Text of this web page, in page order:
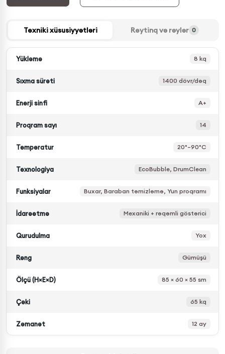
Texniki xüsusiyyətləri Reytinq və rəylər 0
Yükləmə 8 kq
Sıxma sürəti 1400 dövr/dəq
Enerji sinfi A+
Proqram sayı 14
Temperatur 20°–90°C
Texnologiya EcoBubble, DrumClean
Funksiyalar Buxar, Baraban təmizləmə, Yun proqramı
İdarəetmə Mexaniki + rəqəmli göstərici
Qurudulma Yox
Rəng Gümüşü
Ölçü (H×E×D) 85 × 60 × 55 sm
Çəki 65 kq
Zəmanət 12 ay